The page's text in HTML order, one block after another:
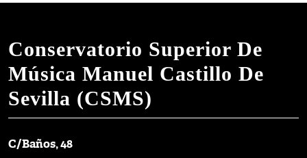
Conservatorio Superior De
Música Manuel Castillo De
Sevilla (CSMS)
C/Baños, 48